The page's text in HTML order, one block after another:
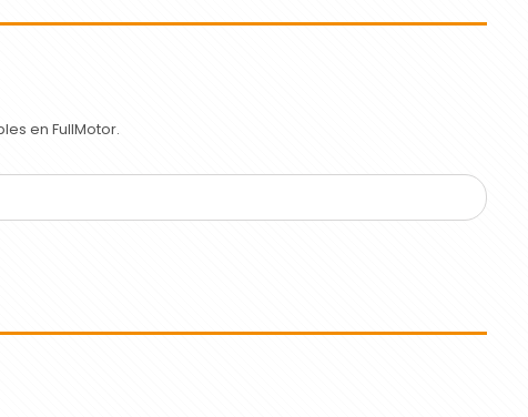
en FullMotor.